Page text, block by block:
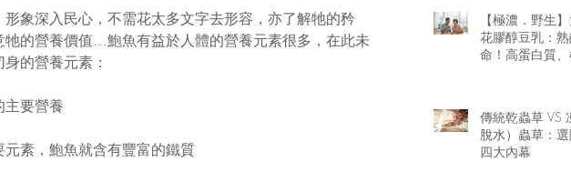
象深入民心，不需花太多文字去形容，亦了解牠的矜
的營養價值…鮑魚有益於人體的營養元素很多，在此未
的營養元素：
主要營養
素，鮑魚就含有豐富的鐵質
【極濃．野生
花膠醇豆乳：熟
命！高蛋白質、
傳統乾蟲草 VS
脫水）蟲草：選
四大內幕